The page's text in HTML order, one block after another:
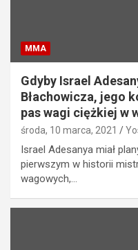
MMA
Gdyby Israel
Błachowicza, jego
pas wagi ciężkiej w
środa, 10 marca, 2021
Israel Adesanya miał
pierwszym w historii
wagowych,…